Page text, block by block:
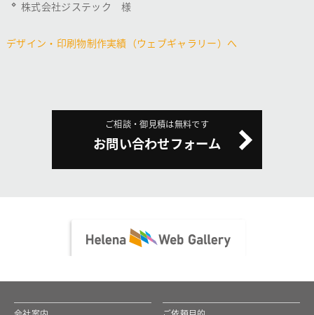
株式会社ジステック 様
デザイン・印刷物制作実績（ウェブギャラリー）へ
ご相談・御見積は無料です
お問い合わせフォーム